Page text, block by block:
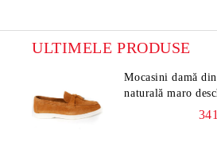
ULTIMELE PRODUSE
Mocasini damă
naturală maro